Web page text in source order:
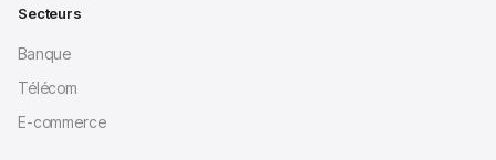
Secteurs
Banque
Télécom
E-commerce